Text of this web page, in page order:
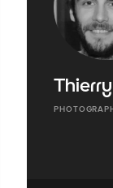
Thierry